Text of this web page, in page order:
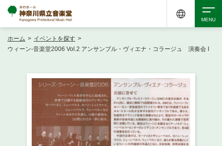
イベントを探す
検索
チケット購入
ホーム > イベントを探す >
ウィーン-音楽堂2006 Vol.2 アンサンブル・ヴィエナ・コラージュ 演奏会 I